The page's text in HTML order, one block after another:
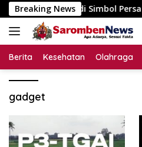
Langsung
ke
konten
Breaking News
Jadi Simbol Persatuan di
Berita Kesehatan Olahraga
gadget